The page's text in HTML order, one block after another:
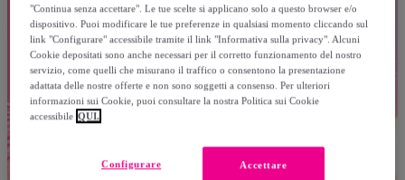
"Continua senza accettare". Le tue scelte si applicano solo a questo browser e/o
dispositivo. Puoi modificare le tue preferenze in qualsiasi momento cliccando sul
link "Configurare" accessibile tramite il link "Informativa sulla privacy". Alcuni
Cookie depositati sono anche necessari per il corretto funzionamento del nostro
servizio, come quelli che misurano il traffico o consentono la presentazione
adattata delle nostre offerte e non sono soggetti a consenso. Per ulteriori
informazioni sui Cookie, puoi consultare la nostra Politica sui Cookie
accessibile QUI.
Accettare
Configurare